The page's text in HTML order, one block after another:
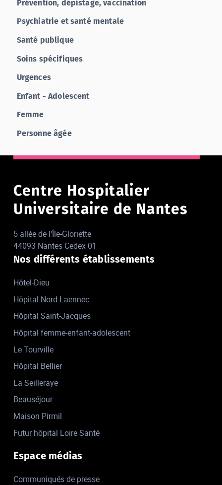
Prévention, dépistage, vaccination
Psychiatrie et santé mentale
Santé publique
Soins spécifiques
Urgences
Enfant - Adolescent
Femme
Personne âgée
Centre Hospitalier
Universitaire de Nantes
5 allée de l'Île-Gloriette
44093 Nantes Cedex 01
Nos différents établissements
Hôtel-Dieu
Hôpital Nord Laennec
Hôpital Saint-Jacques
Hôpital femme-enfant-adolescent
Le Tourville
Hôpital Bellier
La Seilleraye
Beauséjour
Maison Pirmil
Futur hôpital Loire Santé
Espace médias
Communiqués de presse